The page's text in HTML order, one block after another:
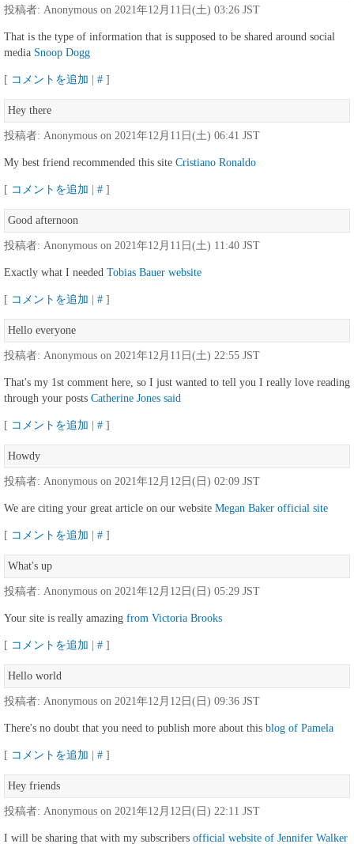
投稿者: Anonymous on 2021年12月11日(土) 03:26 JST
That is the type of information that is supposed to be shared around social
media Snoop Dogg
[ コメントを追加 # ]
Hey there
投稿者: Anonymous on 2021年12月11日(土) 06:41 JST
My best friend recommended this site Cristiano Ronaldo
[ コメントを追加 # ]
Good afternoon
投稿者: Anonymous on 2021年12月11日(土) 11:40 JST
Exactly what I needed Tobias Bauer website
[ コメントを追加 # ]
Hello everyone
投稿者: Anonymous on 2021年12月11日(土) 22:55 JST
That's my 1st comment here, so I just wanted to tell you I really love reading
through your posts Catherine Jones said
[ コメントを追加 # ]
Howdy
投稿者: Anonymous on 2021年12月12日(日) 02:09 JST
We are citing your great article on our website Megan Baker official site
[ コメントを追加 # ]
What's up
投稿者: Anonymous on 2021年12月12日(日) 05:29 JST
Your site is really amazing from Victoria Brooks
[ コメントを追加 # ]
Hello world
投稿者: Anonymous on 2021年12月12日(日) 09:36 JST
There's no doubt that you need to publish more about this blog of Pamela
[ コメントを追加 # ]
Hey friends
投稿者: Anonymous on 2021年12月12日(日) 22:11 JST
I will be sharing that with my subscribers official website of Jennifer Walker